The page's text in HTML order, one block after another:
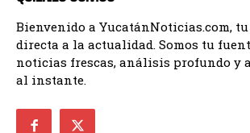
Bienvenido a YucatánNoticias.com,
directa a la actualidad. Somos tu
noticias frescas, análisis profundo y
al instante.